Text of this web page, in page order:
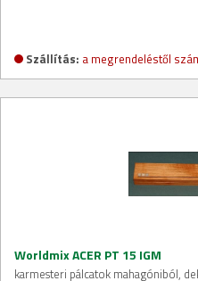
Szállítás: a megrendeléstől
Worldmix ACER PT 15 IGM
karmesteri pálcatok mahagóniból,